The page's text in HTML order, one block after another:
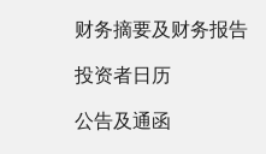
财务摘要及财务报告
投资者日历
公告及通函